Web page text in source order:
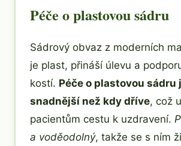
Péče o plastovou sádru
Sádrový obvaz z moderních
je plast, přináší úlevu a
kostí. Péče o plastovou sádru
snadnější než kdy dříve, což
pacientům cestu k uzdravení.
a voděodolný, takže se s ním